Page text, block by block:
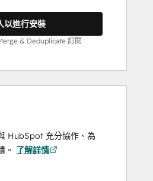
以進行安裝
& Deduplicate 訂閱
HubSpot 充分協作、為
。 了解詳情